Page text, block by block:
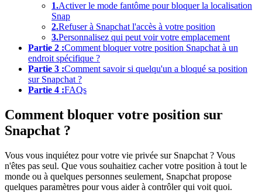
1.Activer le mode fantôme pour bloquer la localisation
Snap
2.Refuser à Snapchat l'accès à votre position
3.Personnalisez qui peut voir votre emplacement
Partie 2 :Comment bloquer votre position Snapchat à un
endroit spécifique ?
Partie 3 :Comment savoir si quelqu'un a bloqué sa position
sur Snapchat ?
Partie 4 :FAQs
Comment bloquer votre position sur
Snapchat ?
Vous vous inquiétez pour votre vie privée sur Snapchat ? Vous
n'êtes pas seul. Que vous souhaitiez cacher votre position à tout le
monde ou à quelques personnes seulement, Snapchat propose
quelques paramètres pour vous aider à contrôler qui voit quoi.